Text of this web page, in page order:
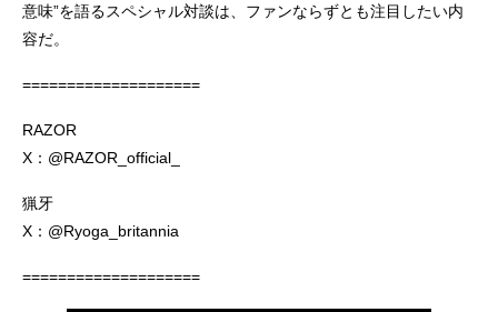
意味”を語るスペシャル対談は、ファンならずとも注目したい内
容だ。
====================
RAZOR
X：@RAZOR_official_
猟牙
X：@Ryoga_britannia
====================